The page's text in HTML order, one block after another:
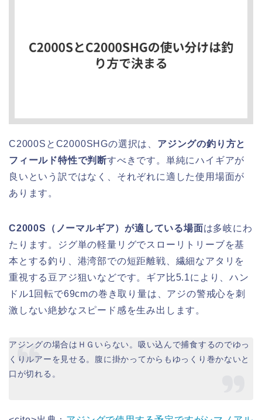
C2000SとC2000SHGの選択は、 アジングの釣り方と
フィールド特性で判断すべきです。単純にハイギアが
良いという訳ではなく、それぞれに適した使用場面が
あります。
C2000S（ノーマルギア）が適している場面は多岐にわ
たります。ジグ単の軽量リグでスローリトリーブを基
本とする釣り、港湾部での短距離戦、繊細なアタリを
重視する豆アジ狙いなどです。ギア比5.1により、ハン
ドル1回転で69cmの巻き取り量は、アジの警戒心を刺
激しない絶妙なスピード感を生み出します。
アジングの場合はＨＧいらない。吸い込んで捕食するのでゆっ
くりルアーを見せる。腹に掛かってからもゆっくり巻かないと
口が切れる。